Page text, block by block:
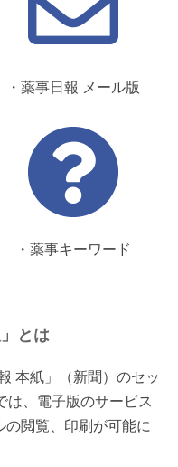
・薬事日報 メール版
・薬事キーワード
とは
本紙」（新聞）のセッ
は、電子版のサービス
の閲覧、印刷が可能に